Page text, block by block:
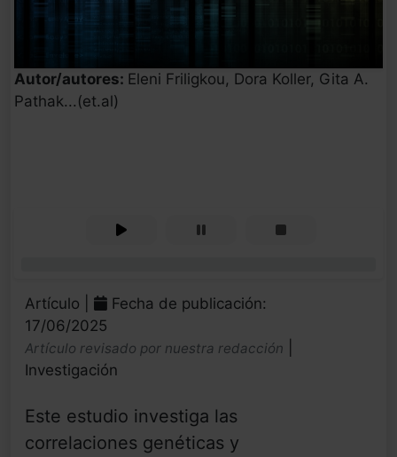
Autor/autores: Eleni Friligkou, Dora Koller, Gita A.
Pathak...(et.al)
Artículo |
Fecha de publicación:
17/06/2025
Artículo revisado por nuestra redacción
Investigación
Este estudio investiga las
correlaciones genéticas y